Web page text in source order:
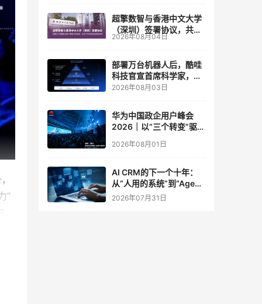
”
管理
超擎数智与香港中文大学
（深圳）签署协议，共建
人工智能和边缘计算联合
2026年08月04日
部署万台机器人后，酷哇
科技官宣首席科学家，要
让世界模型交付生产力
2026年08月03日
华为中国政企用户峰会
2026｜以“三个转变”驱动
2026年08月01日
AI CRM的下一个十年：
从“人用的系统”到“Agent
调用的底座”
2026年07月31日